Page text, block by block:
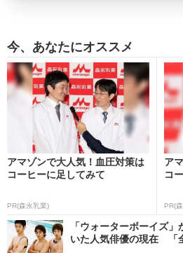
今、あなたにオススメ
アマゾンで大人気！血圧対策は
コーヒーに足してみて
PR(森永乳業)
ア
コ
PR(
「ウォーターボーイズ
いた人気俳優の現在 「